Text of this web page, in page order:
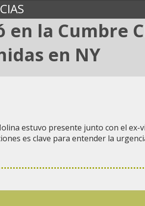
la Cumbre
en NY
estuvo presente junto con el ex-
es clave para entender la